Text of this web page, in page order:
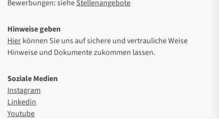
Bewerbungen: sieheStellenangebote
Hinweise geben
Hierkönnen Sie uns auf sichere und vertrauliche Weise
Hinweise und Dokumente zukommen lassen.
Soziale Medien
Instagram
Linkedin
Youtube